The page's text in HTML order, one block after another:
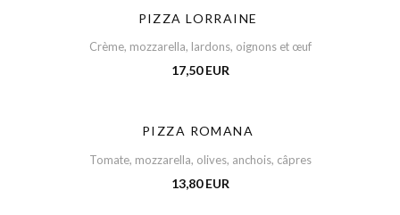
PIZZA LORRAINE
Crème, mozzarella, lardons, oignons et œuf
17,50 EUR
PIZZA ROMANA
Tomate, mozzarella, olives, anchois, câpres
13,80 EUR